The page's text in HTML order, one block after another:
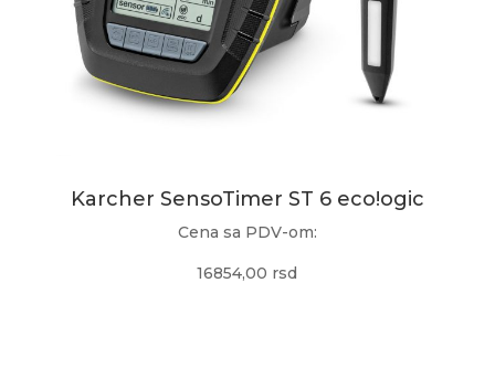
Karcher SensoTimer ST 6 eco!ogic
Cena sa PDV-om:
16854,00 rsd